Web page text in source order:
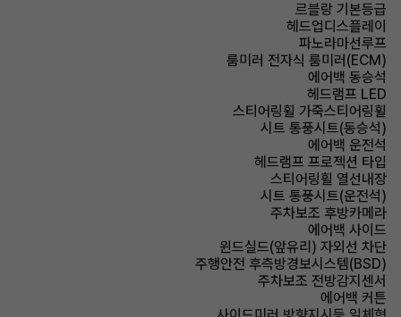
르블랑 기본등급
헤드업디스플레이
파노라마선루프
룸미러 전자식 룸미러(ECM)
에어백 동승석
헤드램프 LED
스티어링휠 가죽스티어링휠
시트 통풍시트(동승석)
에어백 운전석
헤드램프 프로젝션 타입
스티어링휠 열선내장
시트 통풍시트(운전석)
주차보조 후방카메라
에어백 사이드
윈드실드(앞유리) 자외선 차단
주행안전 후측방경보시스템(BSD)
주차보조 전방감지센서
에어백 커튼